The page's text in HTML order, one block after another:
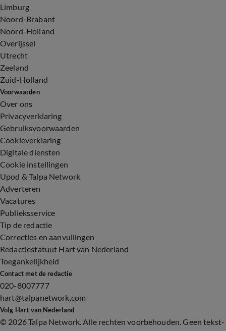
Limburg
Noord-Brabant
Noord-Holland
Overijssel
Utrecht
Zeeland
Zuid-Holland
Voorwaarden
Over ons
Privacyverklaring
Gebruiksvoorwaarden
Cookieverklaring
Digitale diensten
Cookie instellingen
Upod & Talpa Network
Adverteren
Vacatures
Publieksservice
Tip de redactie
Correcties en aanvullingen
Redactiestatuut Hart van Nederland
Toegankelijkheid
Contact met de redactie
020-8007777
hart@talpanetwork.com
Volg Hart van Nederland
© 2026 Talpa Network. Alle rechten voorbehouden. Geen tekst-